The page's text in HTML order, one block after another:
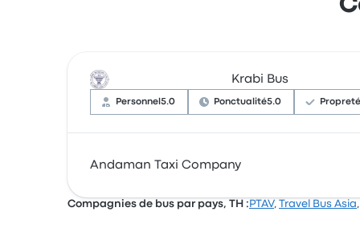
Krabi Bus
Personnel 5.0 Ponctualité5.0 Propreté
Sur un total de 2 avis, la compagnie a reçu
Andaman Taxi Company
Compagnies de bus par pays, TH : PTAV, Travel Bus Asia,